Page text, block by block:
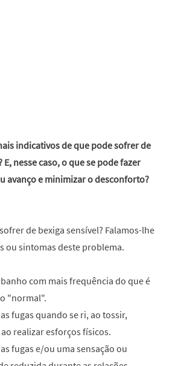
indicativos de que pode sofrer de
E, nesse caso, o que se pode fazer
avanço e minimizar o desconforto?
de bexiga sensível? Falamos-lhe
ou sintomas deste problema.
banho com mais frequência do que é
"normal".
fugas quando se ri, ao tossir,
realizar esforços físicos.
fugas e/ou uma sensação ou